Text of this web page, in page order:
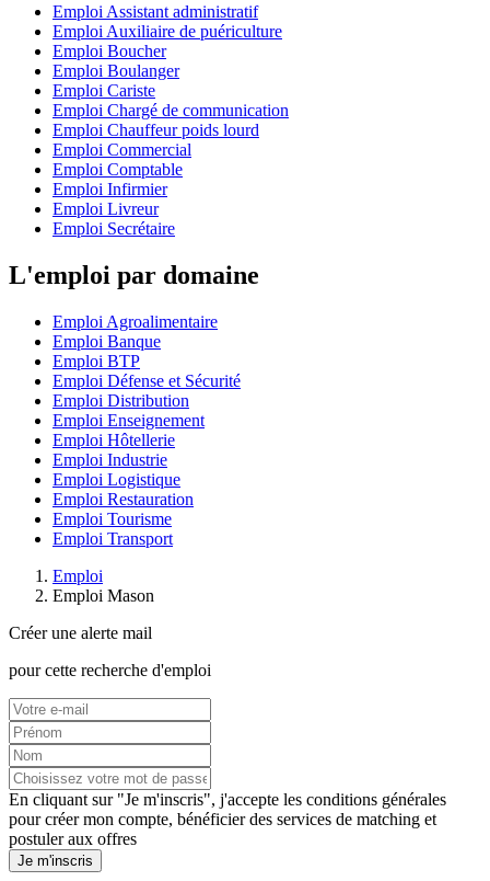
Emploi Assistant administratif
Emploi Auxiliaire de puériculture
Emploi Boucher
Emploi Boulanger
Emploi Cariste
Emploi Chargé de communication
Emploi Chauffeur poids lourd
Emploi Commercial
Emploi Comptable
Emploi Infirmier
Emploi Livreur
Emploi Secrétaire
L'emploi par domaine
Emploi Agroalimentaire
Emploi Banque
Emploi BTP
Emploi Défense et Sécurité
Emploi Distribution
Emploi Enseignement
Emploi Hôtellerie
Emploi Industrie
Emploi Logistique
Emploi Restauration
Emploi Tourisme
Emploi Transport
Emploi
Emploi Mason
Créer une alerte mail
pour cette recherche d'emploi
En cliquant sur "Je m'inscris", j'accepte les conditions générales
pour créer mon compte, bénéficier des services de matching et
postuler aux offres
Je m'inscris